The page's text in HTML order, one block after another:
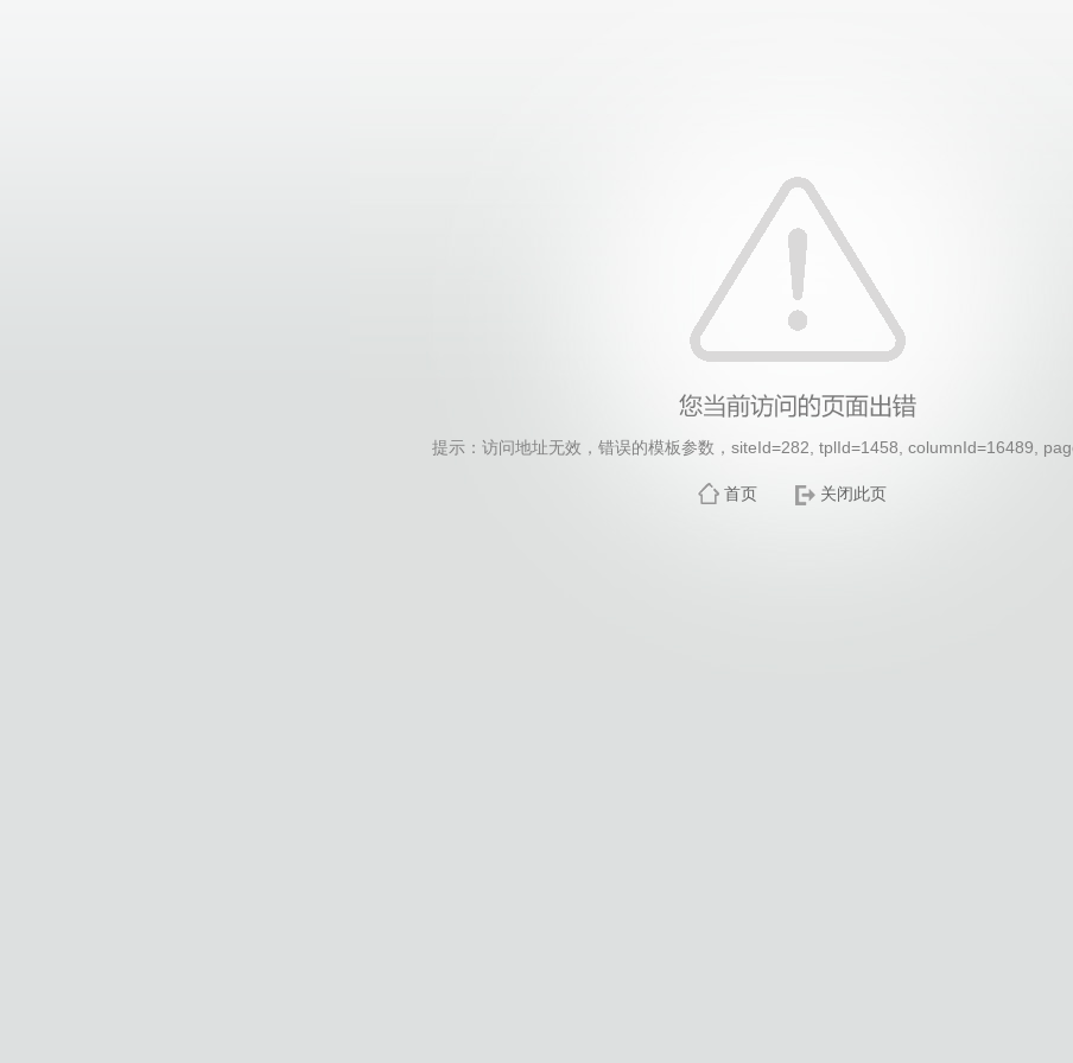
提示：访问地址无效，错误的模板参数，siteId=282, tplId=1458, columnId=16489,
首页 关闭此页